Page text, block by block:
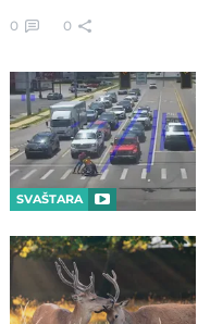
0 0
SVAŠTARA